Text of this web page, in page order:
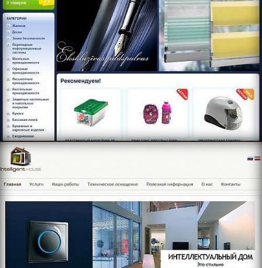
https://www.gudramaja.com